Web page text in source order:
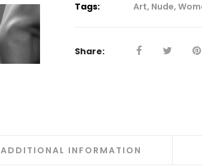
Tags:
Art, Nude,
Share:
ADDITIONAL INFORMATION